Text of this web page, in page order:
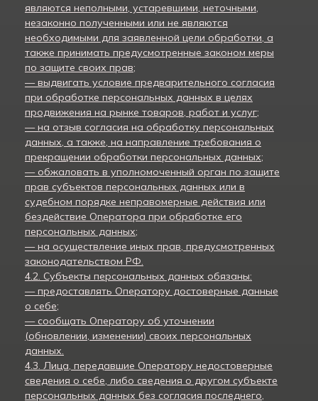
являются неполными, устаревшими, неточными,
незаконно полученными или не являются
необходимыми для заявленной цели обработки, а
также принимать предусмотренные законом меры
по защите своих прав;
— выдвигать условие предварительного согласия
при обработке персональных данных в целях
продвижения на рынке товаров, работ и услуг;
— на отзыв согласия на обработку персональных
данных, а также, на направление требования о
прекращении обработки персональных данных;
— обжаловать в уполномоченный орган по защите
прав субъектов персональных данных или в
судебном порядке неправомерные действия или
бездействие Оператора при обработке его
персональных данных;
— на осуществление иных прав, предусмотренных
законодательством РФ.
4.2. Субъекты персональных данных обязаны:
— предоставлять Оператору достоверные данные
о себе;
— сообщать Оператору об уточнении
(обновлении, изменении) своих персональных
данных.
4.3. Лица, передавшие Оператору недостоверные
сведения о себе, либо сведения о другом субъекте
персональных данных без согласия последнего,